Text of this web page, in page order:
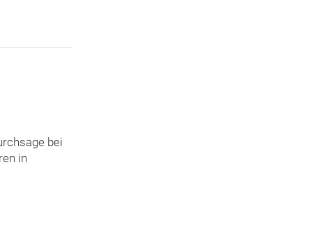
bei
in